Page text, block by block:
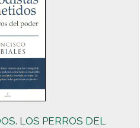
LOS PERROS DEL